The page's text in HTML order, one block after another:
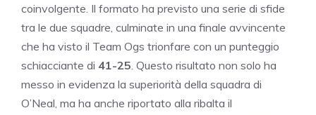
coinvolgente. Il formato ha previsto una serie di sfide
tra le due squadre, culminate in una finale avvincente
che ha visto il Team Ogs trionfare con un punteggio
schiacciante di 41-25 . Questo risultato non solo ha
messo in evidenza la superiorità della squadra di
O’Neal, ma ha anche riportato alla ribalta il